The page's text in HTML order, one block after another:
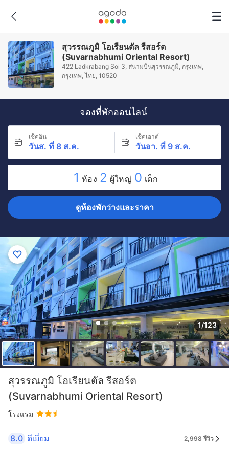
สุวรรณภูมิ โอเรียนตัล รีสอร์ต
(Suvarnabhumi Oriental Resort)
422 Ladkrabang Soi 3, สนามบินสุวรรณภูมิ, กรุงเทพ,
กรุงเทพ, ไทย, 10520
จองที่พักออนไลน์
เช็คอิน
วันส. ที่ 8 ส.ค.
เช็คเอาต์
วันอา. ที่ 9 ส.ค.
1 ห้อง 2 ผู้ใหญ่ 0 เด็ก
ดูห้องพักว่างและราคา
1/123
สุวรรณภูมิ โอเรียนตัล รีสอร์ต
(Suvarnabhumi Oriental Resort)
โรงแรม
8.0 ดีเยี่ยม 2,998 รีวิว